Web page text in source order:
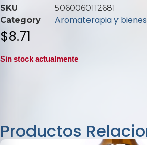
0
de
5
SKU
5060060112681
Category
Aromaterapia y
$8.71
Sin stock actualmente
Productos